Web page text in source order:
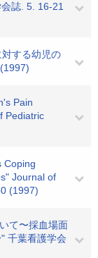
誌. 5. 16-21
する幼児の
Pain
Pediatric
Coping
Journal of
(1997)
て〜採血場面
千葉看護学会